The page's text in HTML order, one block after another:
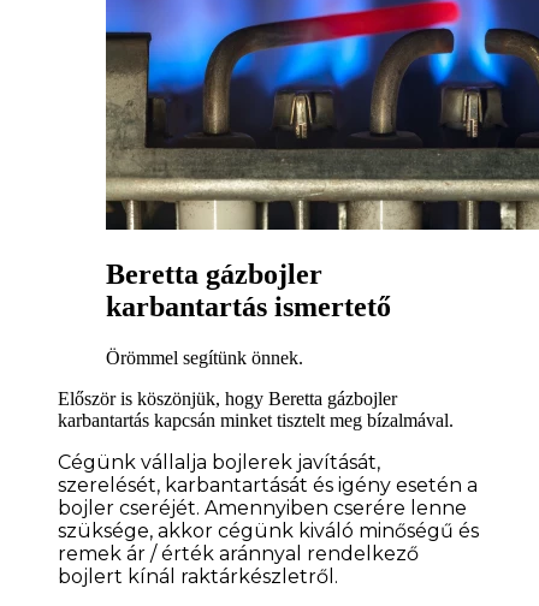
Beretta gázbojler
karbantartás ismertető
Örömmel segítünk önnek.
Először is köszönjük, hogy Beretta gázbojler
karbantartás kapcsán minket tisztelt meg bízalmával.
Cégünk vállalja bojlerek javítását,
szerelését, karbantartását és igény esetén a
bojler cseréjét. Amennyiben cserére lenne
szüksége, akkor cégünk kiváló minőségű és
remek ár / érték aránnyal rendelkező
bojlert kínál raktárkészletről.